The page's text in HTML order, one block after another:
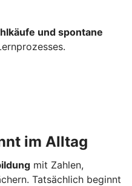
und spontane
im Alltag
mit Zahlen,
Tatsächlich beginnt